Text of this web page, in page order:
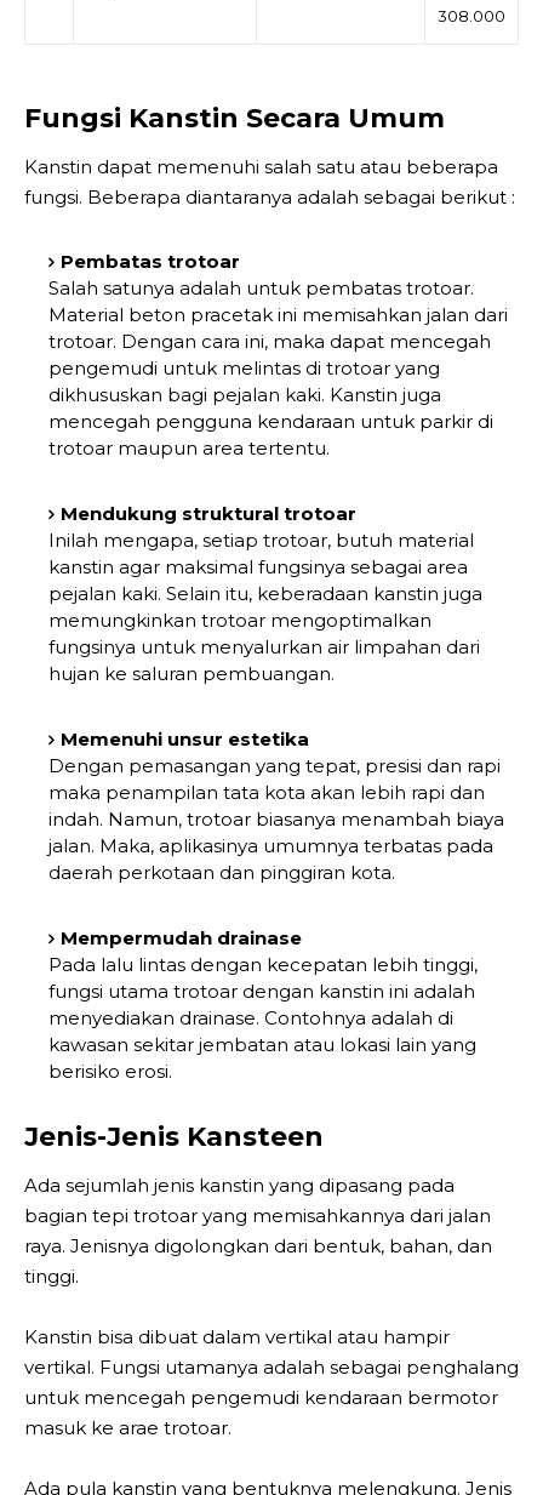
308.000
Fungsi Kanstin Secara Umum
Kanstin dapat memenuhi salah satu atau beberapa
fungsi. Beberapa diantaranya adalah sebagai berikut :
Pembatas trotoar
Salah satunya adalah untuk pembatas trotoar.
Material beton pracetak ini memisahkan jalan dari
trotoar. Dengan cara ini, maka dapat mencegah
pengemudi untuk melintas di trotoar yang
dikhususkan bagi pejalan kaki. Kanstin juga
mencegah pengguna kendaraan untuk parkir di
trotoar maupun area tertentu.
Mendukung struktural trotoar
Inilah mengapa, setiap trotoar, butuh material
kanstin agar maksimal fungsinya sebagai area
pejalan kaki. Selain itu, keberadaan kanstin juga
memungkinkan trotoar mengoptimalkan
fungsinya untuk menyalurkan air limpahan dari
hujan ke saluran pembuangan.
Memenuhi unsur estetika
Dengan pemasangan yang tepat, presisi dan rapi
maka penampilan tata kota akan lebih rapi dan
indah. Namun, trotoar biasanya menambah biaya
jalan. Maka, aplikasinya umumnya terbatas pada
daerah perkotaan dan pinggiran kota.
Mempermudah drainase
Pada lalu lintas dengan kecepatan lebih tinggi,
fungsi utama trotoar dengan kanstin ini adalah
menyediakan drainase. Contohnya adalah di
kawasan sekitar jembatan atau lokasi lain yang
berisiko erosi.
Jenis-Jenis Kansteen
Ada sejumlah jenis kanstin yang dipasang pada
bagian tepi trotoar yang memisahkannya dari jalan
raya. Jenisnya digolongkan dari bentuk, bahan, dan
tinggi.
Kanstin bisa dibuat dalam vertikal atau hampir
vertikal. Fungsi utamanya adalah sebagai penghalang
untuk mencegah pengemudi kendaraan bermotor
masuk ke arae trotoar.
Ada pula kanstin yang bentuknya melengkung. Jenis